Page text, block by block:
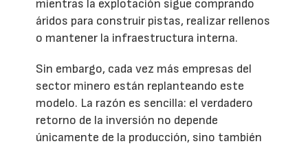
mientras la explotación sigue comprando
áridos para construir pistas, realizar rellenos
o mantener la infraestructura interna.
Sin embargo, cada vez más empresas del
sector minero están replanteando este
modelo. La razón es sencilla: el verdadero
retorno de la inversión no depende
únicamente de la producción, sino también